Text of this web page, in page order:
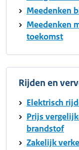
Meedenken
Meedenken
toekomst
Rijden en
Elektrisch
Prijs
brandstof
Zakelijk